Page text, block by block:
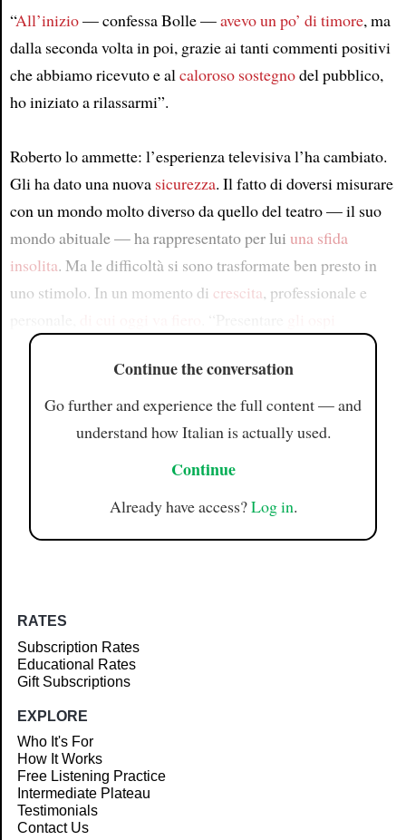
“All’inizio— confessa Bolle —avevo un po’ di timore, ma
dalla seconda volta in poi, grazie ai tanti commenti positivi
che abbiamo ricevuto e alcaloroso sostegnodel pubblico,
ho iniziato a rilassarmi”.
Roberto lo ammette: l’esperienza televisiva l’ha cambiato.
Gli ha dato una nuova sicurezza. Il fatto di doversi misurare
con un mondo molto diverso da quello del teatro — il suo
mondo abituale — ha rappresentato per lui una sfida
insolita. Ma le difficoltà si sono trasformate ben presto in
uno stimolo. In un momento di crescita, professionale e
Continue the conversation
Go further and experience the full content — and
understand how Italian is actually used.
Continue
Already have access?Log in.
RATES
Subscription Rates
Educational Rates
Gift Subscriptions
EXPLORE
Who It's For
How It Works
Free Listening Practice
Intermediate Plateau
Testimonials
Contact Us